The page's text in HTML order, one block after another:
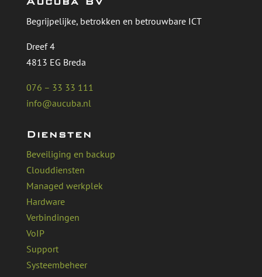
Begrijpelijke, betrokken en betrouwbare ICT
Dreef 4
4813 EG Breda
076 – 33 33 111
info@aucuba.nl
Diensten
Beveiliging en backup
Clouddiensten
Managed werkplek
Hardware
Verbindingen
VoIP
Support
Systeembeheer